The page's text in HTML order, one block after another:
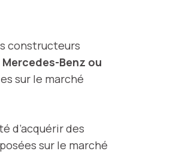
constructeurs
Mercedes-Benz ou
sur le marché
d’acquérir des
sur le marché